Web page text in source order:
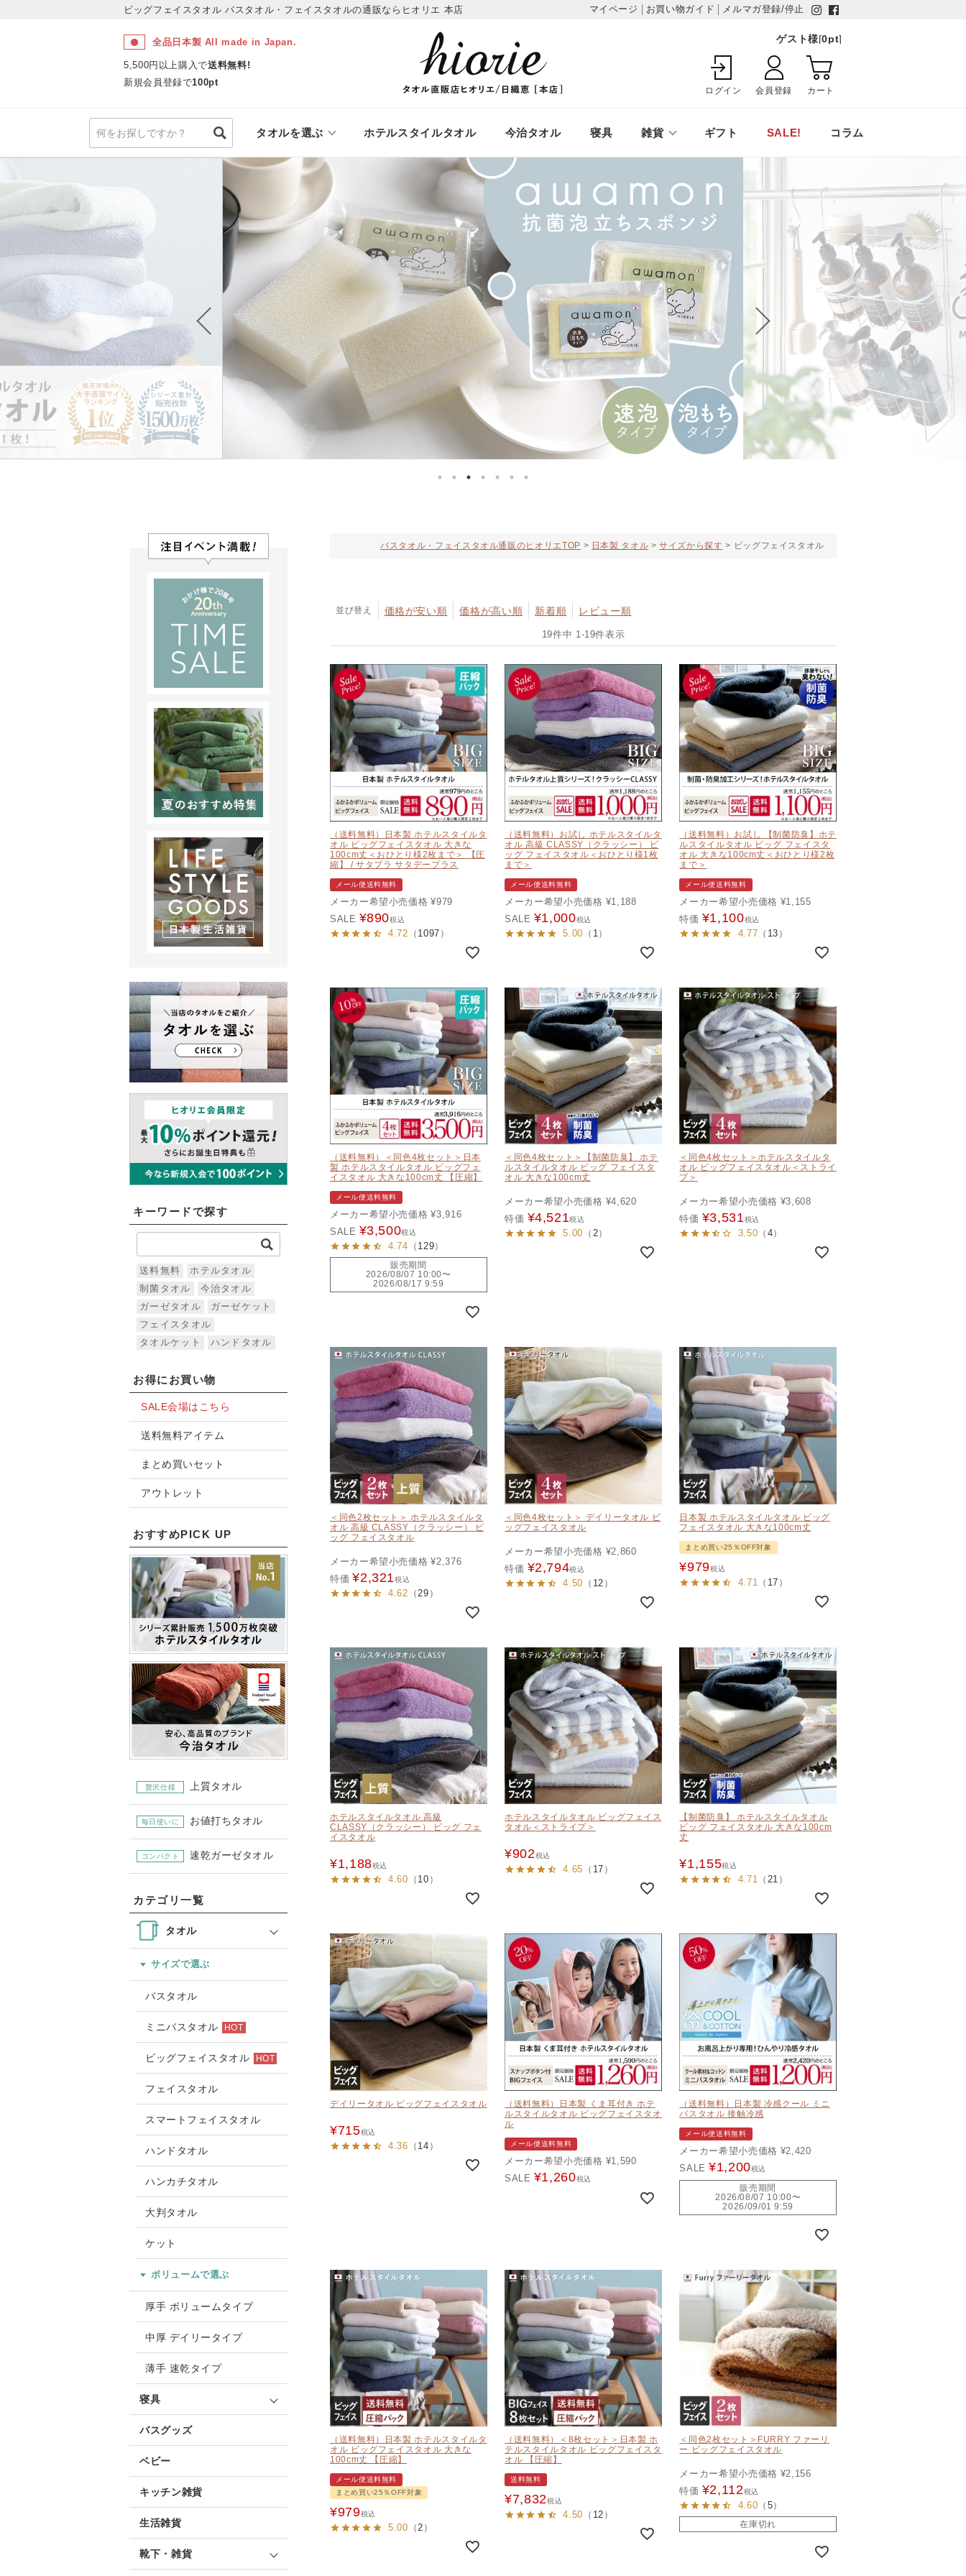
ビッグフェイスタオルバスタオル・フェイスタオルの通販ならヒオリエ 本店 マイページ お買い物ガイド メルマガ登録/停止
全品日本製 All made in Japan.
5,500円以上購入で送料無料!
新規会員登録で100pt
ゲスト様[0pt]
ログイン 会員登録 カート
タオルを選ぶ ホテルスタイルタオル 今治タオル 寝具 雑貨 ギフト SALE! コラム
キーワードで探す
送料無料
ホテルタオル
制菌タオル
今治タオル
ガーゼタオル
ガーゼケット
フェイスタオル
タオルケット
ハンドタオル
お得にお買い物
SALE会場はこちら
送料無料アイテム
まとめ買いセット
アウトレット
おすすめPICK UP
贅沢仕様 上質タオル
毎日使いに お値打ちタオル
コンパクト 速乾ガーゼタオル
カテゴリ一覧
タオル
サイズで選ぶ
バスタオル
ミニバスタオル HOT
ビッグフェイスタオル HOT
フェイスタオル
スマートフェイスタオル
ハンドタオル
ハンカチタオル
大判タオル
ケット
ボリュームで選ぶ
厚手 ボリュームタイプ
中厚 デイリータイプ
薄手 速乾タイプ
寝具
バスグッズ
ベビー
キッチン雑貨
生活雑貨
靴下・雑貨
バスタオル・フェイスタオル通販のヒオリエTOP 日本製 タオル サイズから探す ビッグフェイスタオル
並び替え 価格が安い順 価格が高い順 新着順 レビュー順
19件中 1-19件表示
（送料無料）日本製 ホテルスタイルタ
オル ビッグフェイスタオル 大きな
100cm丈＜おひとり様2枚まで＞ 【圧
縮】 / サタプラ サタデープラス
メール便送料無料
メーカー希望小売価格 ¥979
SALE ¥890税込
4.72 （ 1097 ）
（送料無料）お試し ホテルスタイルタ
オル 高級 CLASSY（クラッシー） ビ
ッグ フェイスタオル＜おひとり様1枚
まで＞
メール便送料無料
メーカー希望小売価格 ¥1,188
SALE ¥1,000税込
5.00 （ 1 ）
（送料無料）お試し 【制菌防臭】ホテ
ルスタイルタオル ビッグ フェイスタ
オル 大きな100cm丈＜おひとり様2枚
まで＞
メール便送料無料
メーカー希望小売価格 ¥1,155
特価 ¥1,100税込
4.77 （ 13 ）
（送料無料）＜同色4枚セット＞日本
製 ホテルスタイルタオル ビッグフェ
イスタオル 大きな100cm丈 【圧縮】
メール便送料無料
メーカー希望小売価格 ¥3,916
SALE ¥3,500税込
4.74 （ 129）
販売期間
2026/08/07 10:00〜
2026/08/17 9:59
＜同色4枚セット＞【制菌防臭】 ホテ
ルスタイルタオル ビッグ フェイスタ
オル 大きな100cm丈
メーカー希望小売価格 ¥4,620
特価 ¥4,521税込
5.00 （ 2）
＜同色4枚セット＞ホテルスタイルタ
オル ビッグフェイスタオル＜ストライ
プ＞
メーカー希望小売価格 ¥3,608
特価 ¥3,531税込
3.50 （ 4）
＜同色2枚セット＞ ホテルスタイルタ
オル 高級 CLASSY（クラッシー） ビ
ッグ フェイスタオル
メーカー希望小売価格 ¥2,376
特価 ¥2,321税込
4.62 （ 29 ）
＜同色4枚セット＞ デイリータオル ビ
ッグフェイスタオル
メーカー希望小売価格 ¥2,860
特価 ¥2,794税込
4.50 （ 12 ）
日本製 ホテルスタイルタオル ビッグ
フェイスタオル 大きな100cm丈
まとめ買い25％OFF対象
¥979税込
4.71 （ 17 ）
ホテルスタイルタオル 高級
CLASSY（クラッシー） ビッグ フェ
イスタオル
¥1,188税込
4.60 （ 10 ）
ホテルスタイルタオル ビッグフェイス
タオル＜ストライプ＞
¥902税込
4.65 （ 17 ）
【制菌防臭】 ホテルスタイルタオル
ビッグ フェイスタオル 大きな100cm
丈
¥1,155税込
4.71 （ 21 ）
デイリータオル ビッグフェイスタオル
¥715税込
4.36 （ 14 ）
（送料無料）日本製 くま耳付き ホテ
ルスタイルタオル ビッグフェイスタオ
ル
メール便送料無料
メーカー希望小売価格 ¥1,590
SALE ¥1,260税込
（送料無料）日本製 冷感クール ミニ
バスタオル 接触冷感
メール便送料無料
メーカー希望小売価格 ¥2,420
SALE ¥1,200税込
販売期間
2026/08/07 10:00〜
2026/09/01 9:59
（送料無料）日本製 ホテルスタイルタ
オル ビッグフェイスタオル 大きな
100cm丈 【圧縮】
メール便送料無料
まとめ買い25％OFF対象
¥979税込
5.00 （2 ）
（送料無料）＜8枚セット＞日本製 ホ
テルスタイルタオル ビッグフェイスタ
オル 【圧縮】
送料無料
¥7,832税込
4.50 （ 12 ）
＜同色2枚セット＞FURRY ファーリ
ー ビッグフェイスタオル
メーカー希望小売価格 ¥2,156
特価 ¥2,112税込
4.60 （ 5）
在庫切れ